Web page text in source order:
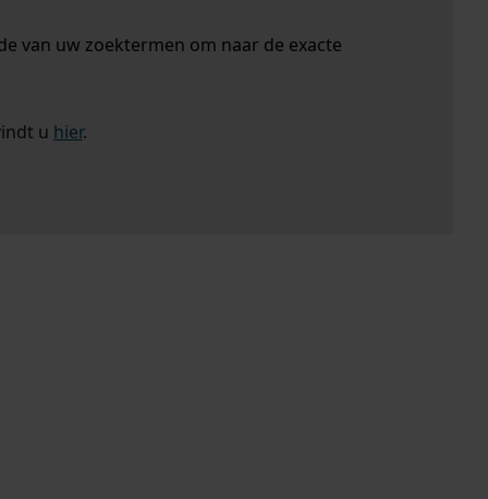
van uw zoektermen om naar de exacte
u hier.